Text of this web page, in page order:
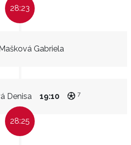
28:23
Gabriela
Denisa 19:10 7
28:25